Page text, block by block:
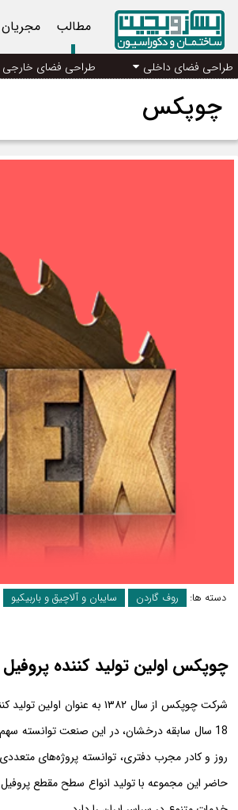
مطالب
طراحی فضای داخلی طراحی فضای خارجی
چوپکس
دسته ها: روف گاردن سایبان و آلاچیق و باربیکیو
چوپکس اولین تولید کننده
18 سال سابقه درخشان، در این صنعت توانسته
روز و کادر مجرب دفتری، توانسته پروژه‌های
حاضر این مجموعه با تولید انواع سطح مقطع